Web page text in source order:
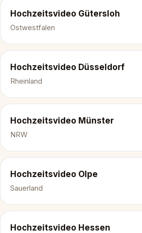
Hochzeitsvideo Gütersloh
Ostwestfalen
Hochzeitsvideo Düsseldorf
Rheinland
Hochzeitsvideo Münster
NRW
Hochzeitsvideo Olpe
Sauerland
Hochzeitsvideo Hessen